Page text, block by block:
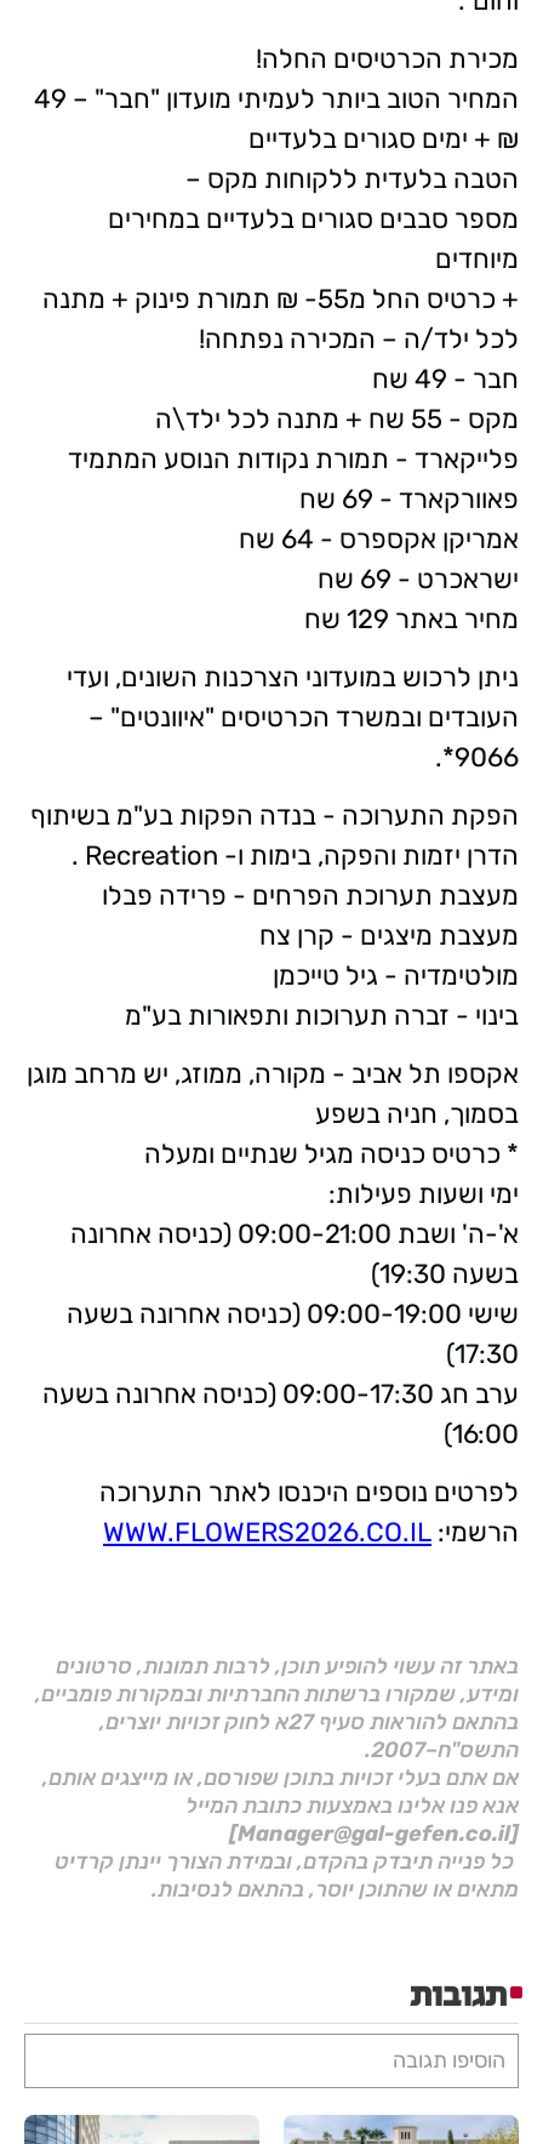
מכירת הכרטיסים החלה!
המחיר הטוב ביותר לעמיתי מועדון "חבר" – 49
₪ + ימים סגורים בלעדיים
הטבה בלעדית ללקוחות מקס –
מספר סבבים סגורים בלעדיים במחירים
מיוחדים
+ כרטיס החל מ55- ₪ תמורת פינוק + מתנה
לכל ילד/ה – המכירה נפתחה!
חבר - 49 שח
מקס - 55 שח + מתנה לכל ילד\ה
פלייקארד - תמורת נקודות הנוסע המתמיד
פאוורקארד - 69 שח
אמריקן אקספרס - 64 שח
ישראכרט - 69 שח
מחיר באתר 129 שח
ניתן לרכוש במועדוני הצרכנות השונים, ועדי
העובדים ובמשרד הכרטיסים "איוונטים" –
9066*.
הפקת התערוכה - בנדה הפקות בע"מ בשיתוף
הדרן יזמות והפקה, בימות ו- Recreation .
מעצבת תערוכת הפרחים - פרידה פבלו
מעצבת מיצגים - קרן צח
מולטימדיה - גיל טייכמן
בינוי - זברה תערוכות ותפאורות בע"מ
אקספו תל אביב - מקורה, ממוזג, יש מרחב מוגן
בסמוך, חניה בשפע
* כרטיס כניסה מגיל שנתיים ומעלה
ימי ושעות פעילות:
א'-ה' ושבת 09:00-21:00 (כניסה אחרונה
בשעה 19:30)
שישי 09:00-19:00 (כניסה אחרונה בשעה
17:30)
ערב חג 09:00-17:30 (כניסה אחרונה בשעה
16:00)
לפרטים נוספים היכנסו לאתר התערוכה
הרשמי: WWW.FLOWERS2026.CO.IL
באתר זה עשוי להופיע תוכן, לרבות תמונות, סרטונים
ומידע, שמקורו ברשתות החברתיות ובמקורות פומביים,
בהתאם להוראות סעיף 27א לחוק זכויות יוצרים,
התשס"ח–2007.
אם אתם בעלי זכויות בתוכן שפורסם, או מייצגים אותם,
אנא פנו אלינו באמצעות כתובת המייל
[Manager@gal-gefen.co.il]
כל פנייה תיבדק בהקדם, ובמידת הצורך יינתן קרדיט
מתאים או שהתוכן יוסר, בהתאם לנסיבות.
תגובות
הוסיפו תגובה